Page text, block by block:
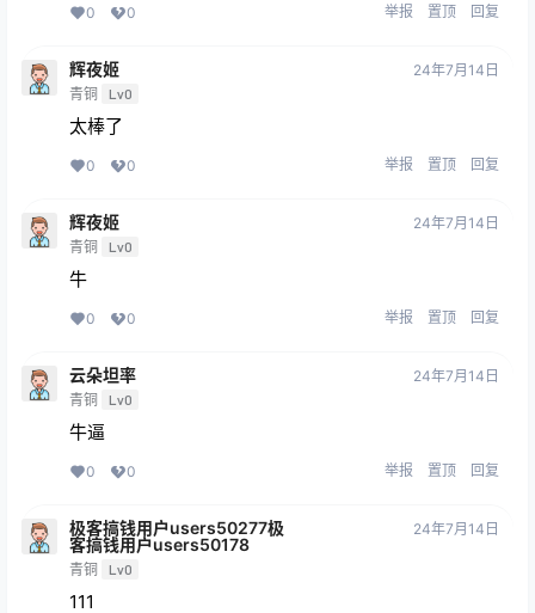
0 0 举报 置顶 回复
辉夜姬
青铜 Lv0
24年7月14日
太棒了
0 0 举报 置顶 回复
辉夜姬
青铜 Lv0
24年7月14日
牛
0 0 举报 置顶 回复
云朵坦率
青铜 Lv0
24年7月14日
牛逼
0 0 举报 置顶 回复
极客搞钱用户users50277极
客搞钱用户users50178
青铜 Lv0
24年7月14日
111